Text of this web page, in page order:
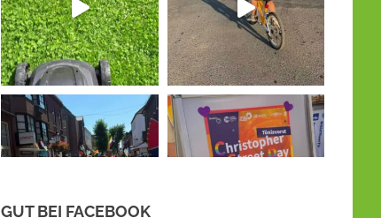
GUT BEI FACEBOOK